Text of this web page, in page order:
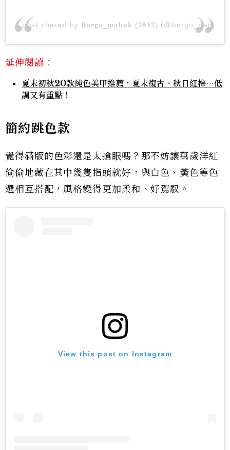
A post shared by 𝐁𝐚𝐫𝐠𝐨_𝐦𝐚𝐛𝐮𝐤.(𝟐𝟎𝟏𝟕) (@bargo_nail)
延伸閱讀：
夏末初秋20款純色美甲推薦，夏末復古、秋日紅棕⋯低
調又有重點！
簡約跳色款
覺得滿版的色彩還是太搶眼嗎？那不妨讓萬歲洋紅
偷偷地藏在其中幾隻指頭就好，與白色、黃色等色
選相互搭配，風格變得更加柔和、好駕馭。
View this post on Instagram